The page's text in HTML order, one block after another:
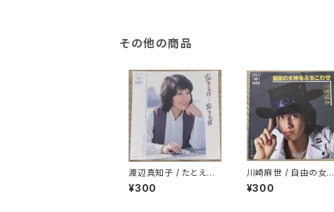
その他の商品
渡辺真知子 / たとえ
ば…たとえば
¥300
川崎麻世 / 自由の女神
をぶちこわせ
¥300